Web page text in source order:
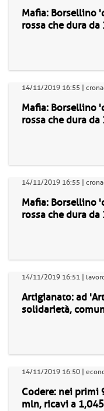
Mafia: Borsellino
rossa che dura
14/11/2019 16:55 |
Mafia: Borsellino
rossa che dura
14/11/2019 16:55 |
Mafia: Borsellino
rossa che dura
14/11/2019 16:51 |
Artigianato: ad
solidarietà,
14/11/2019 16:50 |
Codere: nei primi
mln, ricavi a